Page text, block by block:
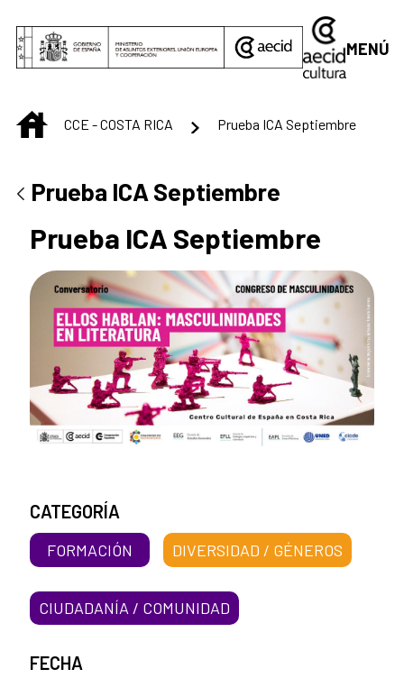
MENÚ
INICIO
CCE - COSTA RICA Prueba ICA Septiembre
Prueba ICA Septiembre
Prueba ICA Septiembre
CATEGORÍA
FORMACIÓN DIVERSIDAD / GÉNEROS
CIUDADANÍA / COMUNIDAD
FECHA